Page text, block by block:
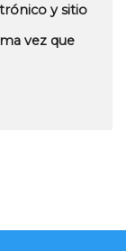
y sitio
vez que